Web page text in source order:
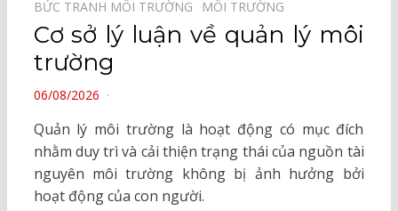
BỨC TRANH MÔI TRƯỜNG⠀ MÔI TRƯỜNG⠀
Cơ sở lý luận về quản lý môi
trường
POSTED
06/08/2026
Quản lý môi trường là hoạt động có mục đích
nhằm duy trì và cải thiện trạng thái của nguồn tài
nguyên môi trường không bị ảnh hưởng bởi
hoạt động của con người.